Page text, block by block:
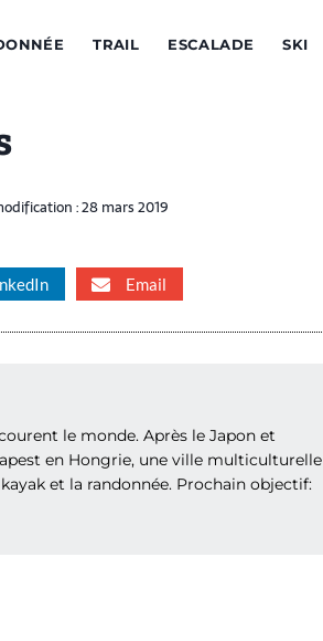
TRAIL ESCALADE SKI
:28 mars 2019
Email
le monde. Après le Japon et
en Hongrie, une ville multiculturelle
et la randonnée. Prochain objectif: